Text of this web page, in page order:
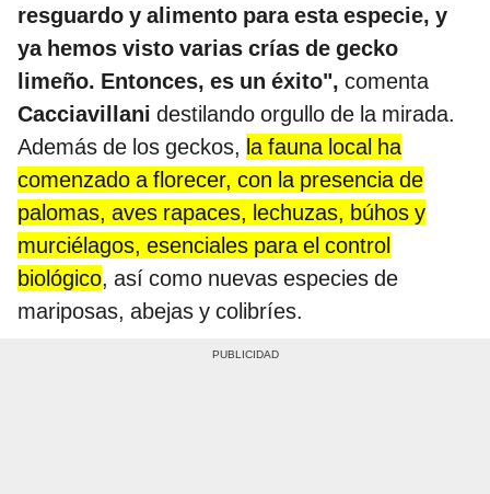
resguardo y alimento para esta especie, y
ya hemos visto varias crías de gecko
limeño. Entonces, es un éxito", comenta
Cacciavillani destilando orgullo de la mirada.
Además de los geckos, la fauna local ha
comenzado a florecer, con la presencia de
palomas, aves rapaces, lechuzas, búhos y
murciélagos, esenciales para el control
biológico, así como nuevas especies de
mariposas, abejas y colibríes.